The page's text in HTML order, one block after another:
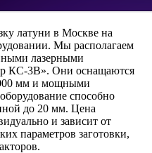
латуни в Москве на
Мы располагаем
лазерными
КС-3В». Они оснащаются
мм и мощными
способно
до 20 мм. Цена
и зависит от
параметров заготовки,